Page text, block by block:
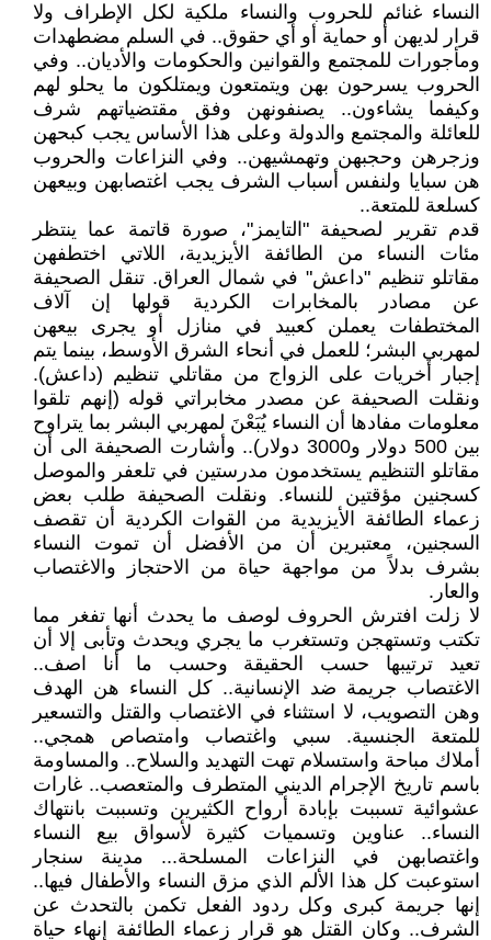
النساء غنائم للحروب والنساء ملكية لكل الإطراف ولا
قرار لديهن أو حماية أو أي حقوق.. في السلم مضطهدات
ومأجورات للمجتمع والقوانين والحكومات والأديان.. وفي
الحروب يسرحون بهن ويتمتعون ويمتلكون ما يحلو لهم
وكيفما يشاءون.. يصنفونهن وفق مقتضياتهم شرف
للعائلة والمجتمع والدولة وعلى هذا الأساس يجب كبحهن
وزجرهن وحجبهن وتهمشيهن.. وفي النزاعات والحروب
هن سبايا ولنفس أسباب الشرف يجب اغتصابهن وبيعهن
كسلعة للمتعة..
قدم تقرير لصحيفة "التايمز"، صورة قاتمة عما ينتظر
مئات النساء من الطائفة الأيزيدية، اللاتي اختطفهن
مقاتلو تنظيم "داعش" في شمال العراق. تنقل الصحيفة
عن مصادر بالمخابرات الكردية قولها إن آلاف
المختطفات يعملن كعبيد في منازل أو يجرى بيعهن
لمهربي البشر؛ للعمل في أنحاء الشرق الأوسط، بينما يتم
إجبار أخريات على الزواج من مقاتلي تنظيم (داعش).
ونقلت الصحيفة عن مصدر مخابراتي قوله (إنهم تلقوا
معلومات مفادها أن النساء يُبَعْنَ لمهربي البشر بما يتراوح
بين 500 دولار و3000 دولار).. وأشارت الصحيفة الى أن
مقاتلو التنظيم يستخدمون مدرستين في تلعفر والموصل
كسجنين مؤقتين للنساء. ونقلت الصحيفة طلب بعض
زعماء الطائفة الأيزيدية من القوات الكردية أن تقصف
السجنين، معتبرين أن من الأفضل أن تموت النساء
بشرف بدلاً من مواجهة حياة من الاحتجاز والاغتصاب
والعار.
لا زلت افترش الحروف لوصف ما يحدث أنها تفغر مما
تكتب وتستهجن وتستغرب ما يجري ويحدث وتأبى إلا أن
تعيد ترتيبها حسب الحقيقة وحسب ما أنا اصف..
الاغتصاب جريمة ضد الإنسانية.. كل النساء هن الهدف
وهن التصويب، لا استثناء في الاغتصاب والقتل والتسعير
للمتعة الجنسية. سبي واغتصاب وامتصاص همجي..
أملاك مباحة واستسلام تهت التهديد والسلاح.. والمساومة
باسم تاريخ الإجرام الديني المتطرف والمتعصب.. غارات
عشوائية تسببت بإبادة أرواح الكثيرين وتسببت بانتهاك
النساء.. عناوين وتسميات كثيرة لأسواق بيع النساء
واغتصابهن في النزاعات المسلحة... مدينة سنجار
استوعبت كل هذا الألم الذي مزق النساء والأطفال فيها..
إنها جريمة كبرى وكل ردود الفعل تكمن بالتحدث عن
الشرف.. وكان القتل هو قرار زعماء الطائفة إنهاء حياة